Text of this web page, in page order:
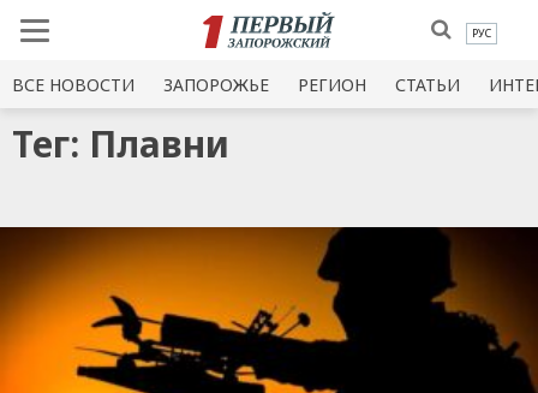
РУС
ВСЕ НОВОСТИ ЗАПОРОЖЬЕ РЕГИОН СТАТЬИ
Тег: Плавни